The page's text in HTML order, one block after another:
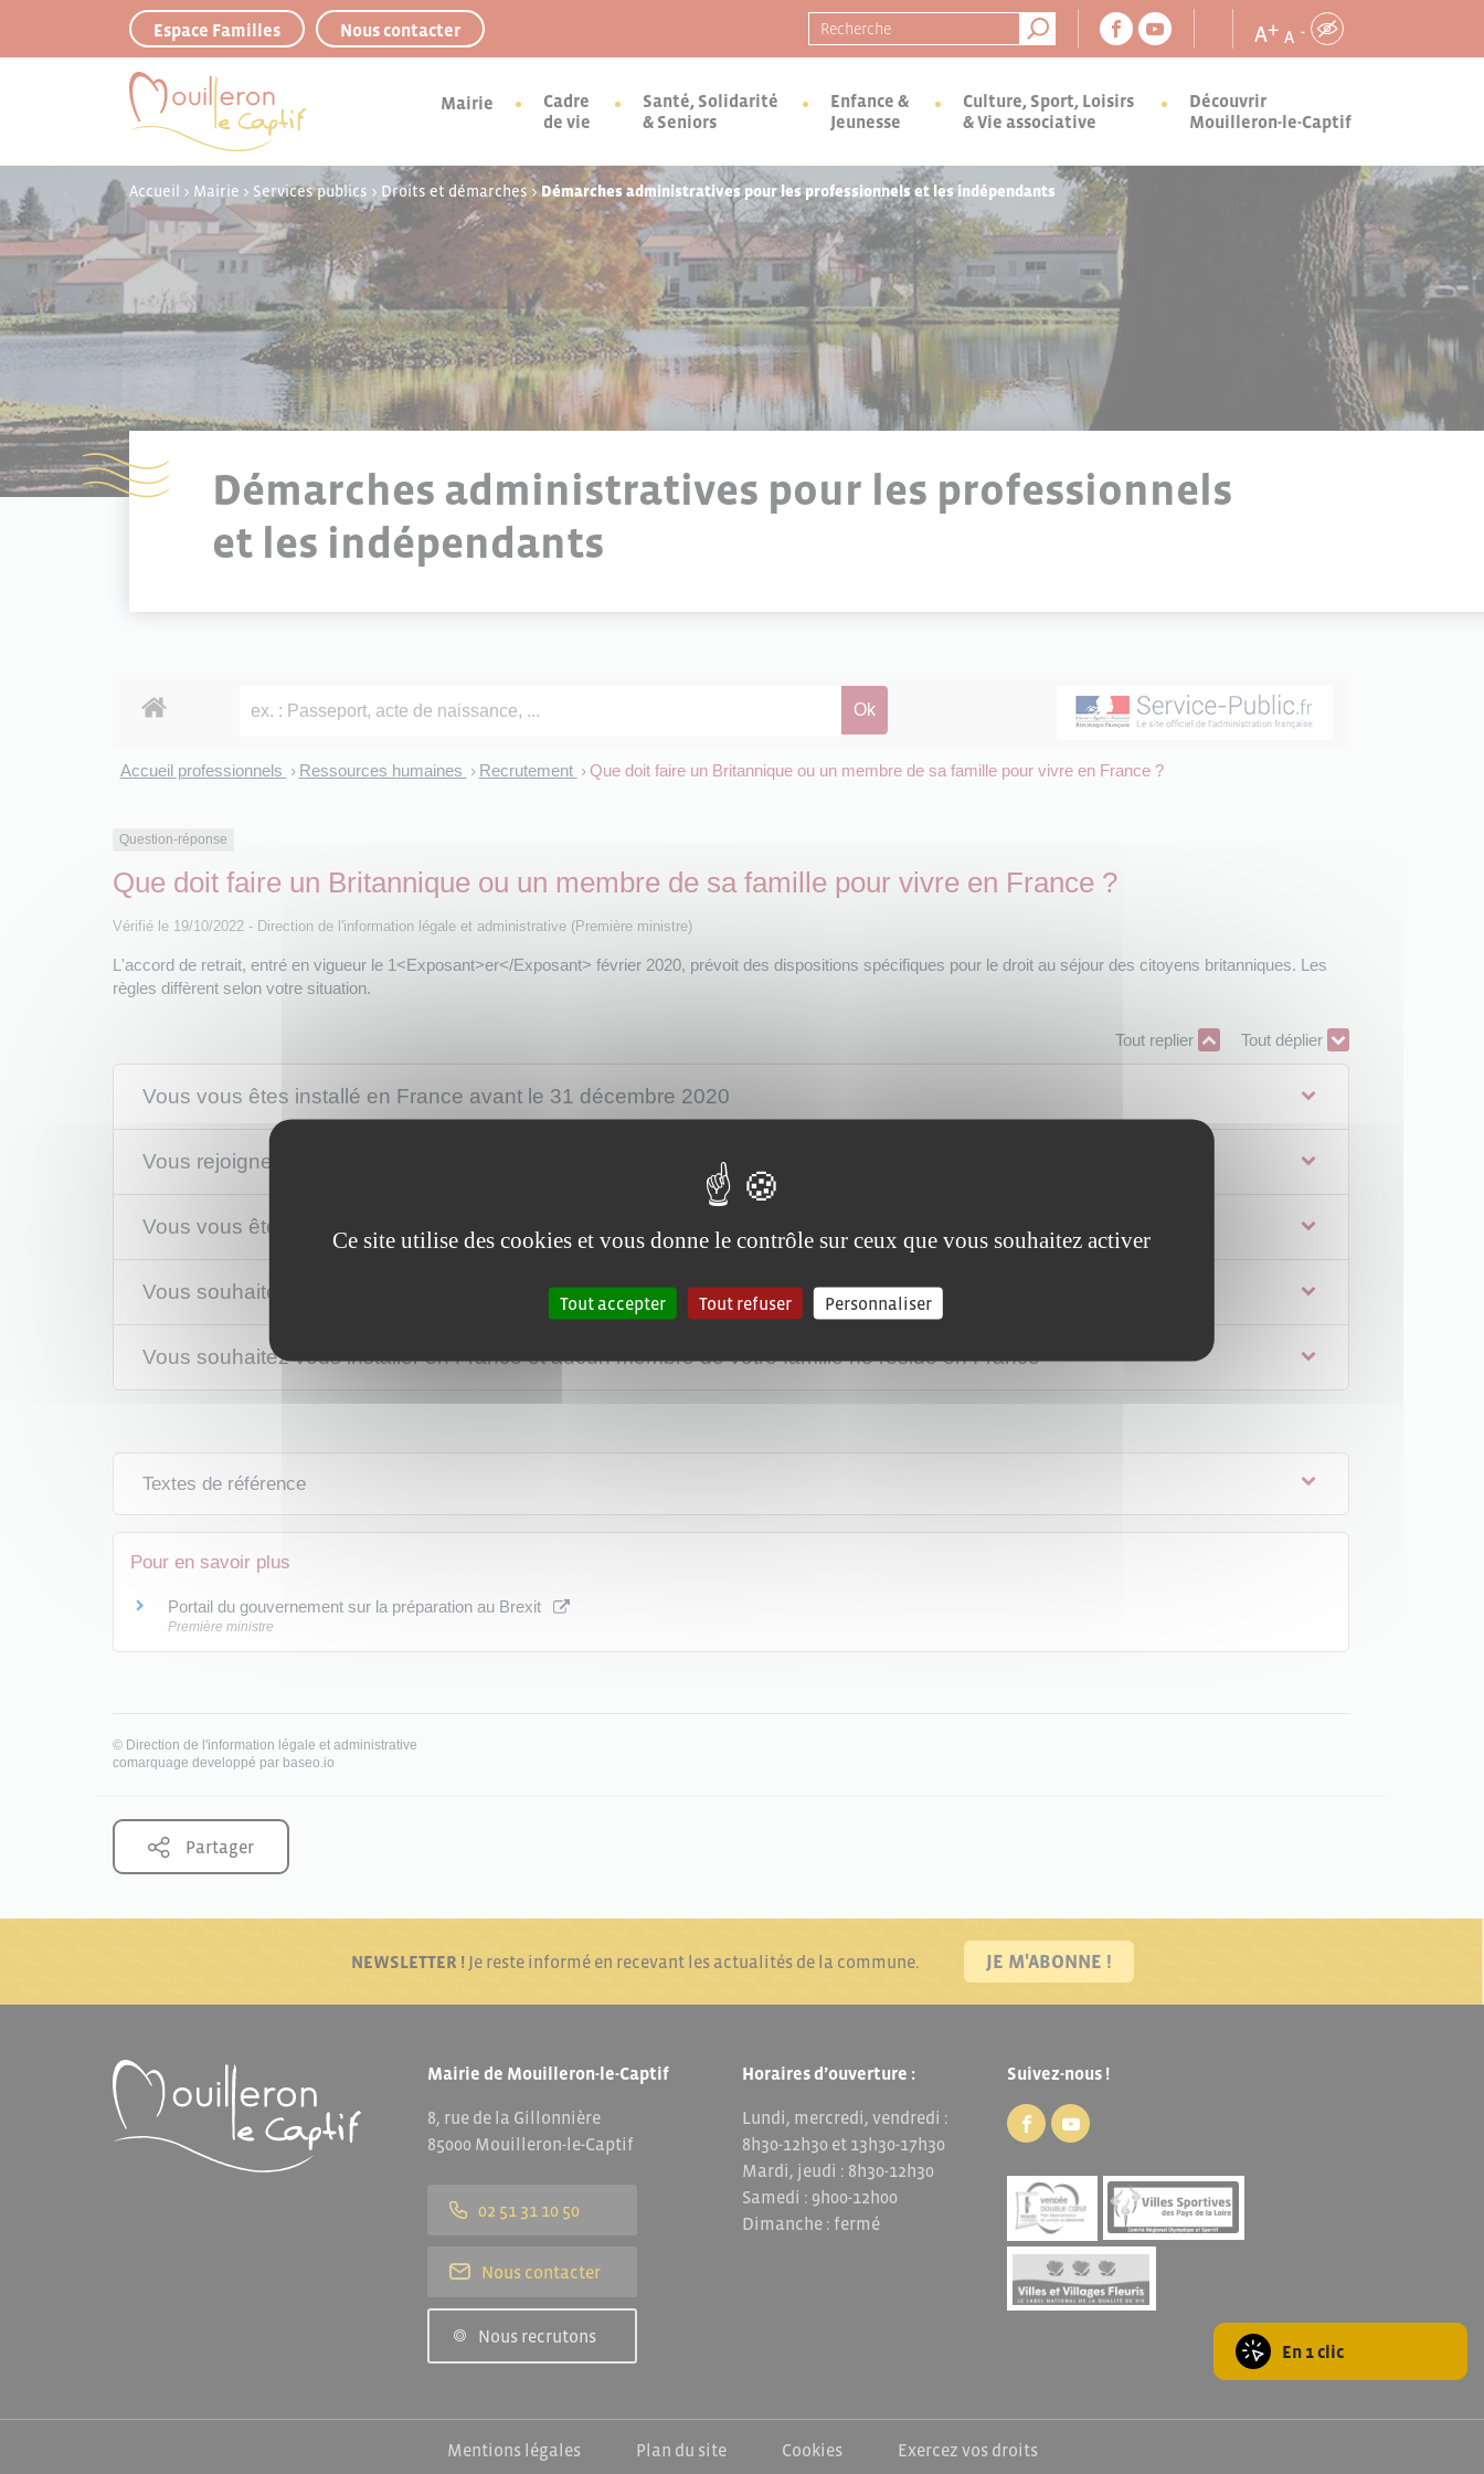
Espace Familles Nous contacter Recherche pour : A+ A -
Mairie
Cadre
de vie
Santé, Solidarité
& Seniors
Enfance &
Jeunesse
Culture, Sport, Loisirs
& Vie associative
Découvrir
Mouilleron-le-Captif
En 1 clic
Accueil > Mairie > Services publics > Droits et démarches >Démarches administratives pour les professionnels et les indépendants
Démarches administratives pour les professionnels
et les indépendants
Accueil professionnels > Ressources humaines > Recrutement > Que doit faire un Britannique ou un membre de sa famille pour vivre en France ?
Question-réponse
Que doit faire un Britannique ou un membre de sa famille pour vivre en France ?
Vérifié le 19/10/2022 - Direction de l'information légale et administrative (Première ministre)
L'accord de retrait, entré en vigueur le 1<Exposant>er</Exposant> février 2020, prévoit des dispositions spécifiques pour le droit au séjour des citoyens britanniques. Les
règles diffèrent selon votre situation.
Tout replier Tout déplier
Vous vous êtes installé en France avant le 31 décembre 2020
Vous rejoignez un membre britannique de votre famille installé en France avant le 31 décembre 2020
Vous vous êtes installé en France après le 1er janvier 2021
Vous souhaitez rejoindre un membre britannique de votre famille installé en France depuis le 1er janvier 2021
Vous souhaitez vous installer en France et aucun membre de votre famille ne réside en France
Textes de référence
Pour en savoir plus
Portail du gouvernement sur la préparation au Brexit
Première ministre
© Direction de l'information légale et administrative
comarquage developpé par baseo.io
Partager
NEWSLETTER !Je reste informé en recevant les actualités de la commune. JE M'ABONNE !
Mairie de Mouilleron-le-Captif
8, rue de la Gillonnière
85000 Mouilleron-le-Captif
02 51 31 10 50
Nous contacter
Nous recrutons
Horaires d’ouverture :
Lundi, mercredi, vendredi :
8h30-12h30 et 13h30-17h30
Mardi, jeudi : 8h30-12h30
Samedi : 9h00-12h00
Dimanche : fermé
Suivez-nous !
Mentions légales Plan du site Cookies Exercez vos droits
Panneau de gestion des cookies
Ce site utilise des cookies et vous donne le contrôle sur ceux que vous souhaitez activer
Tout accepter Tout refuser Personnaliser